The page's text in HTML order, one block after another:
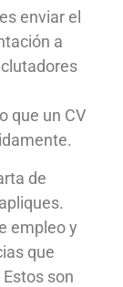
enviar el
a
que un CV
de
empleo y
que
son